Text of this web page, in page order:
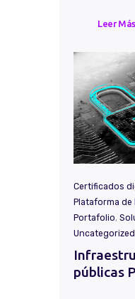
Leer Más
Certificados
Plataforma de
Portafolio,
Uncategorized
públicas